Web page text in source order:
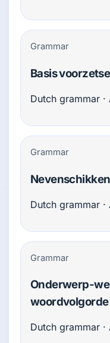
Grammar
Basis
Dutch grammar ·
Grammar
Dutch grammar ·
Grammar
Onderwerp-
woordvolgorde
Dutch grammar ·